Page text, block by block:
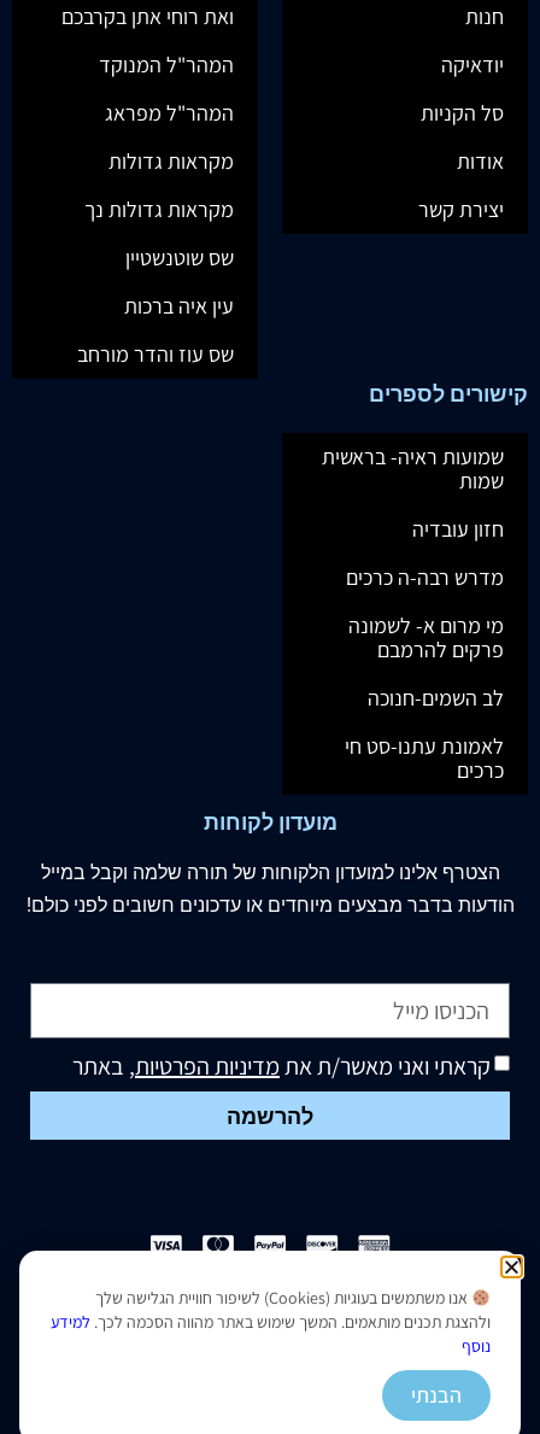
חנות
יודאיקה
סל הקניות
אודות
יצירת קשר
ואת רוחי אתן בקרבכם
המהר"ל המנוקד
המהר"ל מפראג
מקראות גדולות
מקראות גדולות נך
שס שוטנשטיין
עין איה ברכות
שס עוז והדר מורחב
קישורים לספרים
שמועות ראיה- בראשית
שמות
חזון עובדיה
מדרש רבה-ה כרכים
מי מרום א- לשמונה
פרקים להרמבם
לב השמים-חנוכה
לאמונת עתנו-סט חי
כרכים
מועדון לקוחות
הצטרף אלינו למועדון הלקוחות של תורה שלמה וקבל במייל
הודעות בדבר מבצעים מיוחדים או עדכונים חשובים לפני כולם!
קראתי ואני מאשר/ת אתמדיניות הפרטיות, באתר
להרשמה
הצהרת נגישות|מדיניות פרטיות
נבנה ועוצב על ידי –
אנו משתמשים בעוגיות (Cookies) לשיפור חוויית הגלישה שלך
ולהצגת תכנים מותאמים. המשך שימוש באתר מהווה הסכמה לכך. למידע
נוסף
הבנתי